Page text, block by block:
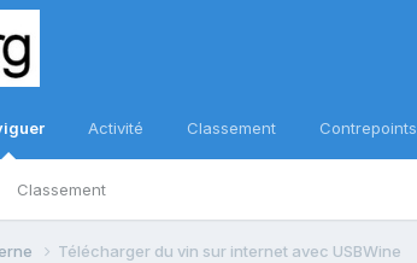
Classement
Activité Classement Contrepoints
Télécharger du vin sur internet avec USBWine